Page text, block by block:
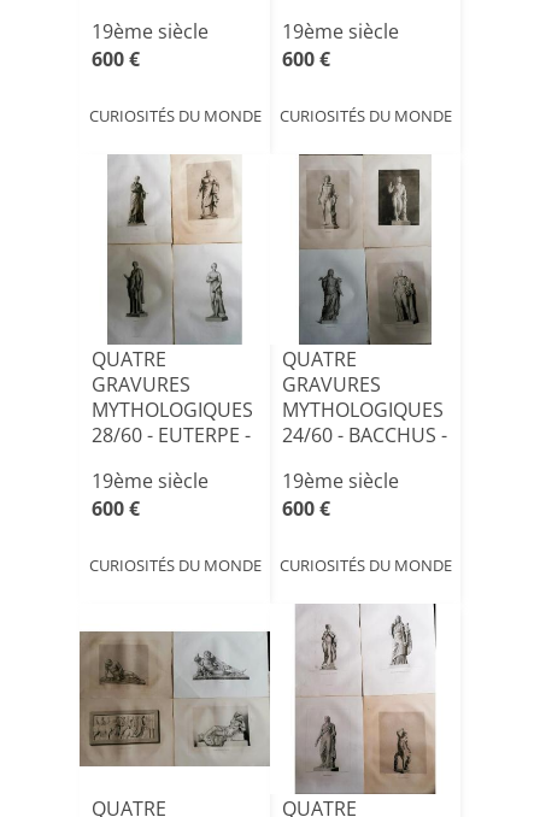
MERCURE [...]
19ème siècle
600 €
CURIOSITÉS DU MONDE
SEXTUS PO[...]
19ème siècle
600 €
CURIOSITÉS DU MONDE
QUATRE
GRAVURES
MYTHOLOGIQUES
28/60 - EUTERPE -
VEN[...]
19ème siècle
600 €
CURIOSITÉS DU MONDE
QUATRE
GRAVURES
MYTHOLOGIQUES
24/60 - BACCHUS -
HERCULE[...]
19ème siècle
600 €
CURIOSITÉS DU MONDE
QUATRE QUATRE